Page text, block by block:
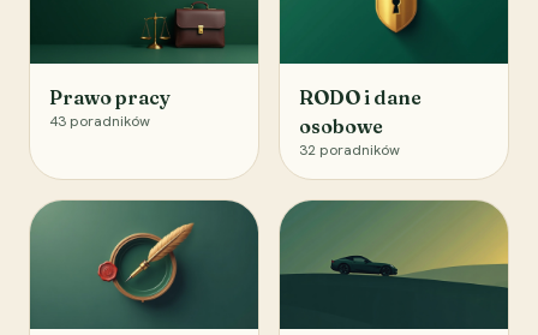
Prawo pracy
43 poradników
RODO i dane
osobowe
32 poradników